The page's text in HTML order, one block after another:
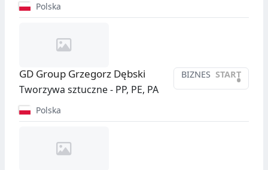
Polska
BIZNES START
•
GD Group Grzegorz Dębski
Tworzywa sztuczne - PP, PE, PA
Polska